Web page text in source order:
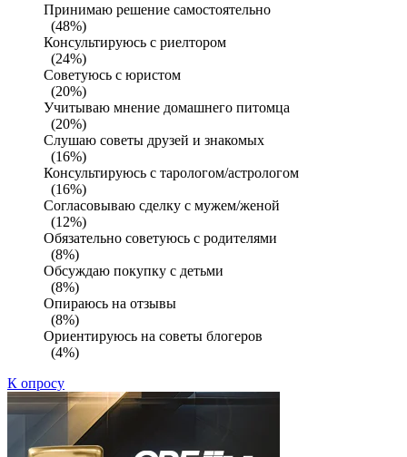
Принимаю решение самостоятельно
(48%)
Консультируюсь с риелтором
(24%)
Советуюсь с юристом
(20%)
Учитываю мнение домашнего питомца
(20%)
Слушаю советы друзей и знакомых
(16%)
Консультируюсь с тарологом/астрологом
(16%)
Согласовываю сделку с мужем/женой
(12%)
Обязательно советуюсь с родителями
(8%)
Обсуждаю покупку с детьми
(8%)
Опираюсь на отзывы
(8%)
Ориентируюсь на советы блогеров
(4%)
К опросу